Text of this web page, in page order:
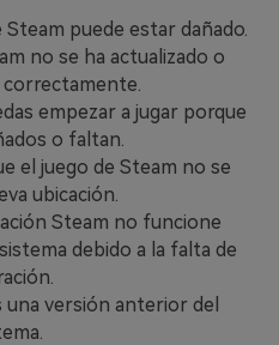
Steam puede estar dañado.
no se ha actualizado o
empezar a jugar porque
o faltan.
el juego de Steam no se
ubicación.
Steam no funcione
debido a la falta de
versión anterior del